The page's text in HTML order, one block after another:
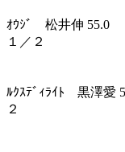
ｵｳｼﾞ 松井伸 55.0
１／２
ﾙｸｽﾃﾞｨﾗｲﾄ 黒澤愛
２